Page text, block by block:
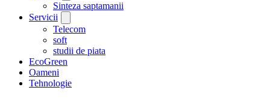
Sinteza saptamanii
Servicii
Telecom
soft
studii de piata
EcoGreen
Oameni
Tehnologie